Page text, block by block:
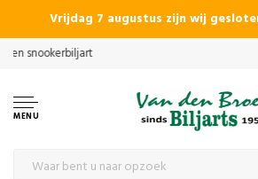
Vrijdag 7 augustus zijn wij
MENU